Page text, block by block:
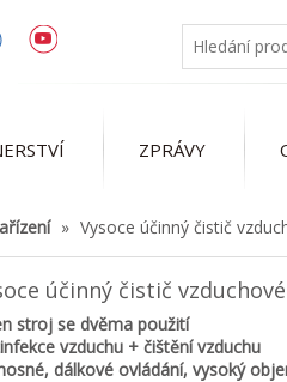
ZPRÁVY
» Vysoce účinný čistič
účinný čistič
stroj se dvěma použití
vzduchu + čištění vzduchu
dálkové ovládání, vysoký